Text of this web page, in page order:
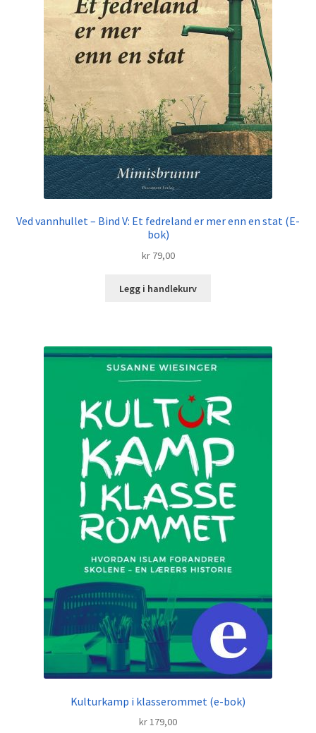
Ved vannhullet – Bind V: Et fedreland er mer enn en stat (E-
bok)
kr79,00
Legg i handlekurv
Kulturkamp i klasserommet (e-bok)
kr179,00